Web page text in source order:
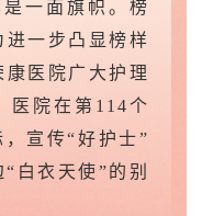
一面旗帜。榜
一步凸显榜样
康医院广大护理
医院在 第 114个
， 宣传“好护士”
“白衣天使”的别